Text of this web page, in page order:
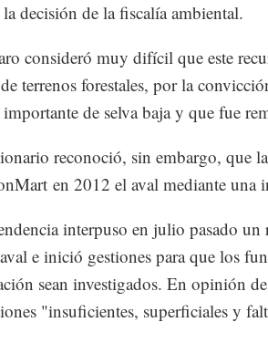
decisión de la fiscalía ambiental.
consideró muy difícil que este
terrenos forestales, por la
importante de selva baja y que fue
reconoció, sin embargo, que
en 2012 el aval mediante una
interpuso en julio pasado un
e inició gestiones para que los
sean investigados. En opinión
"insuficientes, superficiales y